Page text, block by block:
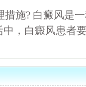
施? 白癜风是
，白癜风患者